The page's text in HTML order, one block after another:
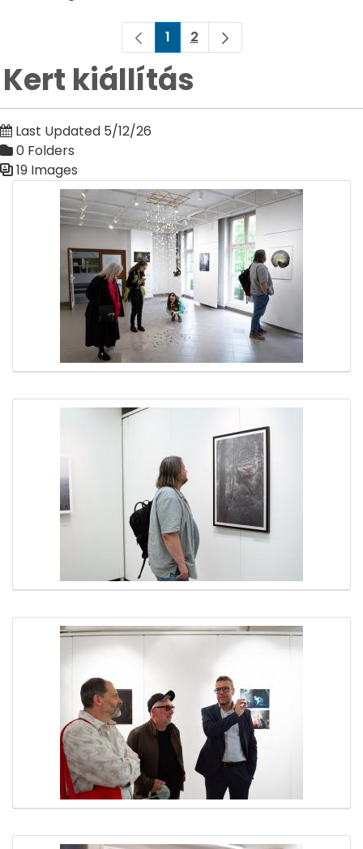
Page
1 Page
2
Kert kiállítás
Last Updated 5/12/26
0 Folders
19 Images
Media Gallery